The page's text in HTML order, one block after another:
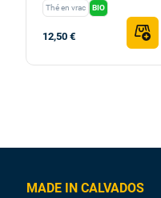
Thé en vrac BIO
12,50 €
MADE IN CALVADOS